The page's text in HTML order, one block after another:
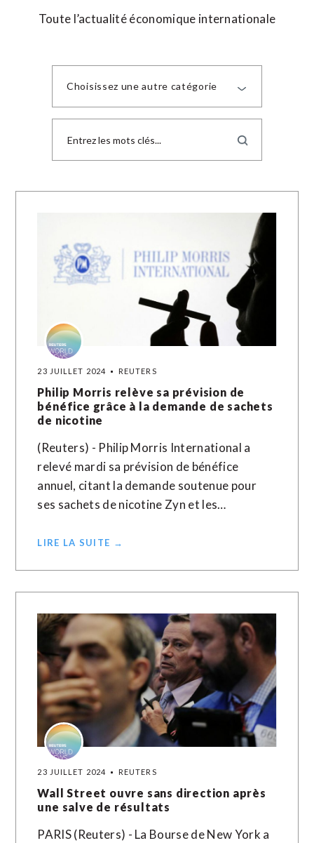
Toute l’actualité économique internationale
Choisissez une autre catégorie
23 JUILLET 2024 REUTERS
Philip Morris relève sa prévision de
bénéfice grâce à la demande de sachets
de nicotine
(Reuters) - Philip Morris International a
relevé mardi sa prévision de bénéfice
annuel, citant la demande soutenue pour
ses sachets de nicotine Zyn et les…
LIRE LA SUITE →
23 JUILLET 2024 REUTERS
Wall Street ouvre sans direction après
une salve de résultats
PARIS (Reuters) - La Bourse de New York a